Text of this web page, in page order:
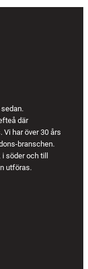
där
har över 30 års
branschen.
söder och till
utföras.